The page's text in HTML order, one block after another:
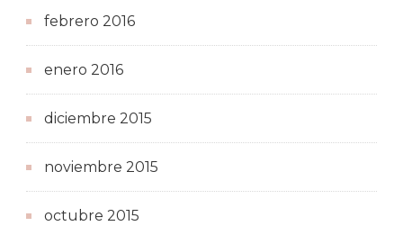
febrero 2016
enero 2016
diciembre 2015
noviembre 2015
octubre 2015